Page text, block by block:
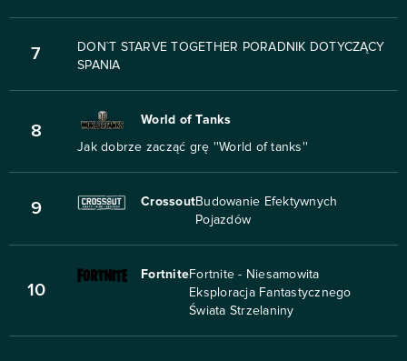
7
DON`T STARVE TOGETHER PORADNIK DOTYCZĄCY
SPANIA
8
World of Tanks
Jak dobrze zacząć grę ''World of tanks''
9 CrossoutBudowanie Efektywnych
Pojazdów
10
FortniteFortnite - Niesamowita
Eksploracja Fantastycznego
Świata Strzelaniny